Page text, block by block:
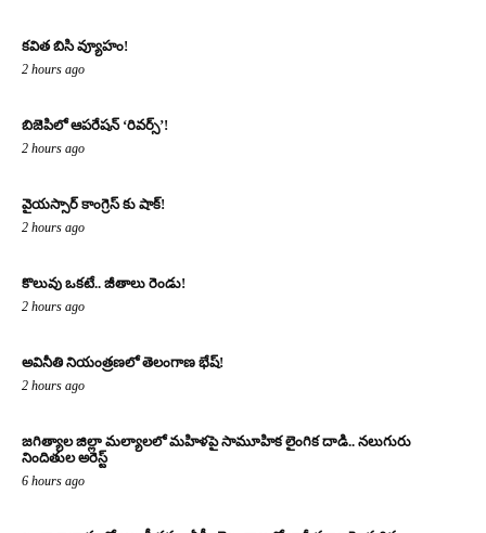
కవిత బిసి వ్యూహం!
2 hours ago
బిజెపిలో ఆపరేషన్ ‘రివర్స్’!
2 hours ago
వైయస్సార్ కాంగ్రెస్ కు షాక్!
2 hours ago
కొలువు ఒకటే.. జీతాలు రెండు!
2 hours ago
అవినీతి నియంత్రణలో తెలంగాణ భేష్!
2 hours ago
జగిత్యాల జిల్లా మల్యాలలో మహిళపై సామూహిక లైంగిక దాడి.. నలుగురు
నిందితుల అరెస్ట్
6 hours ago